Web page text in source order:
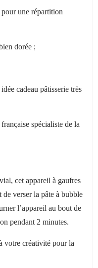
une répartition
dorée ;
cadeau pâtisserie très
spécialiste de la
cet appareil à gaufres
verser la pâte à bubble
l’appareil au bout de
pendant 2 minutes.
votre créativité pour la